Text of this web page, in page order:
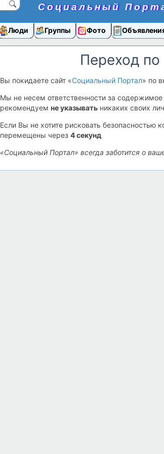
Социальный
Люди Группы Фото
Переход
Вы покидаете сайт «Социальный Портал» по
Мы не несем ответственности за содержимое
рекомендуем не указывать никаких своих
Если Вы не хотите рисковать безопасностью
перемещены через 4секунд
«Социальный Портал» всегда заботится о